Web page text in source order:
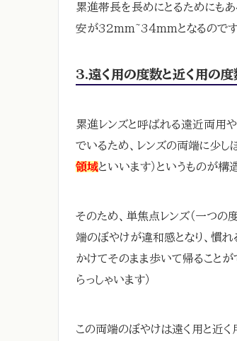
累進帯長を長めにとるためにも
安が32mm~34mmとなるのです
3.遠く用の度数と近く用の
累進レンズと呼ばれる遠近両用
でいるため、レンズの両端に少し
領域といいます）というものが構
そのため、単焦点レンズ（一つ
端のぼやけが違和感となり、慣れ
かけてそのまま歩いて帰ること
らっしゃいます）
この両端のぼやけは遠く用と近く